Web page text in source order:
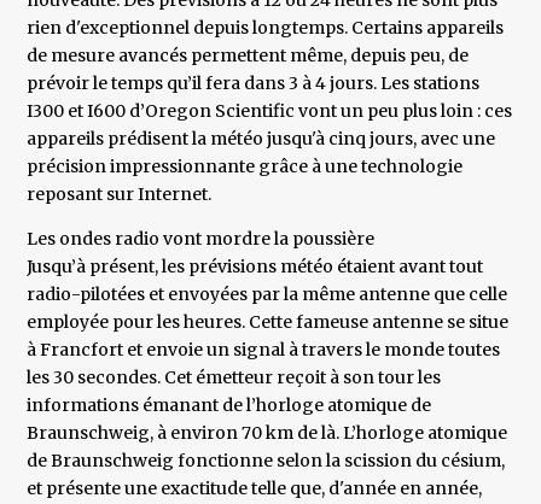
rien d'exceptionnel depuis longtemps. Certains appareils
de mesure avancés permettent même, depuis peu, de
prévoir le temps qu’il fera dans 3 à 4 jours. Les stations
I300 et I600 d’Oregon Scientific vont un peu plus loin : ces
appareils prédisent la météo jusqu'à cinq jours, avec une
précision impressionnante grâce à une technologie
reposant sur Internet.
Les ondes radio vont mordre la poussière
Jusqu’à présent, les prévisions météo étaient avant tout
radio-pilotées et envoyées par la même antenne que celle
employée pour les heures. Cette fameuse antenne se situe
à Francfort et envoie un signal à travers le monde toutes
les 30 secondes. Cet émetteur reçoit à son tour les
informations émanant de l’horloge atomique de
Braunschweig, à environ 70 km de là. L’horloge atomique
de Braunschweig fonctionne selon la scission du césium,
et présente une exactitude telle que, d'année en année,